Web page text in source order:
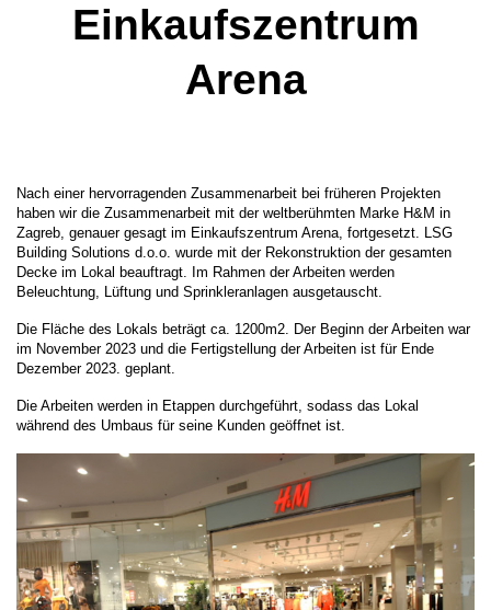
Einkaufszentrum
Arena
Nach einer hervorragenden Zusammenarbeit bei früheren Projekten
haben wir die Zusammenarbeit mit der weltberühmten Marke H&M in
Zagreb, genauer gesagt im Einkaufszentrum Arena, fortgesetzt. LSG
Building Solutions d.o.o. wurde mit der Rekonstruktion der gesamten
Decke im Lokal beauftragt. Im Rahmen der Arbeiten werden
Beleuchtung, Lüftung und Sprinkleranlagen ausgetauscht.
Die Fläche des Lokals beträgt ca. 1200m2. Der Beginn der Arbeiten war
im November 2023 und die Fertigstellung der Arbeiten ist für Ende
Dezember 2023. geplant.
Die Arbeiten werden in Etappen durchgeführt, sodass das Lokal
während des Umbaus für seine Kunden geöffnet ist.